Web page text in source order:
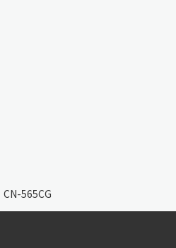
CN-565CG